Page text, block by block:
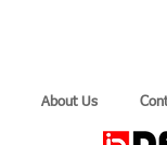
About Us